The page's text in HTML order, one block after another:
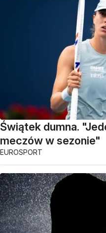
Świątek dumna.
meczów w sezonie"
EUROSPORT